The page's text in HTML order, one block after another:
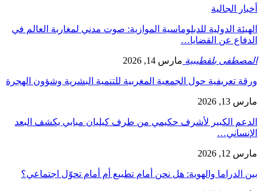
أخبار الجالية
الهيئة الدولية للدبلوماسية الموازية: صوت مدني لمغاربة العالم في
الدفاع عن القضايا…
المصطفى بلقطيبية مارس 14, 2026
ورقة تعريفية حول الجمعية المغربية للتنمية البشرية وشؤون الهجرة
مارس 13, 2026
الدعم الكبير لأشرف حكيمي من طرف كيليان مبابي يكشف البعد
الإنساني…
مارس 12, 2026
بين الدراما والهوية: هل نحن أمام تطبيع أم أمام تحوّل اجتماعي؟